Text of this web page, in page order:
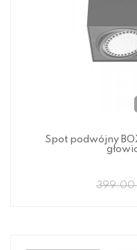
Spot podwójny
399.00